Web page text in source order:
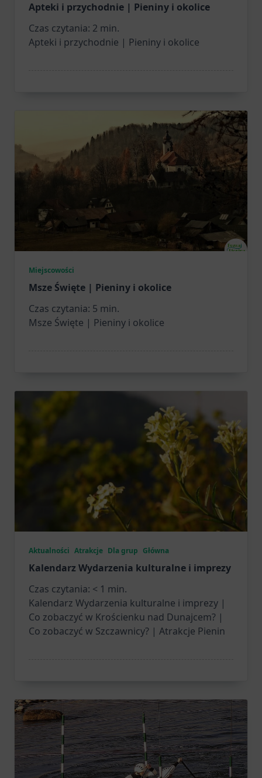
Apteki i przychodnie | Pieniny i okolice
Czas czytania: 2 min.
Apteki i przychodnie | Pieniny i okolice
Miejscowości
Msze Święte | Pieniny i okolice
Czas czytania: 5 min.
Msze Święte | Pieniny i okolice
Aktualności Atrakcje Dla grup Główna
Kalendarz Wydarzenia kulturalne i imprezy
Czas czytania: < 1 min.
Kalendarz Wydarzenia kulturalne i imprezy |
Co zobaczyć w Krościenku nad Dunajcem? |
Co zobaczyć w Szczawnicy? | Atrakcje Pienin